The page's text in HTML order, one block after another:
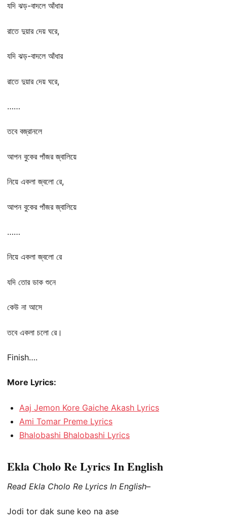
যদি ঝড়-বাদলে আঁধার
রাতে দুয়ার দেয় ঘরে,
যদি ঝড়-বাদলে আঁধার
রাতে দুয়ার দেয় ঘরে,
……
তবে বজ্রানলে
আপন বুকের পাঁজর জ্বালিয়ে
নিয়ে একলা জ্বলো রে,
আপন বুকের পাঁজর জ্বালিয়ে
……
নিয়ে একলা জ্বলো রে
যদি তোর ডাক শুনে
কেউ না আসে
তবে একলা চলো রে।
Finish….
More Lyrics:
Aaj Jemon Kore Gaiche Akash Lyrics
Ami Tomar Preme Lyrics
Bhalobashi Bhalobashi Lyrics
Ekla Cholo Re Lyrics In English
Read Ekla Cholo Re Lyrics In English–
Jodi tor dak sune keo na ase